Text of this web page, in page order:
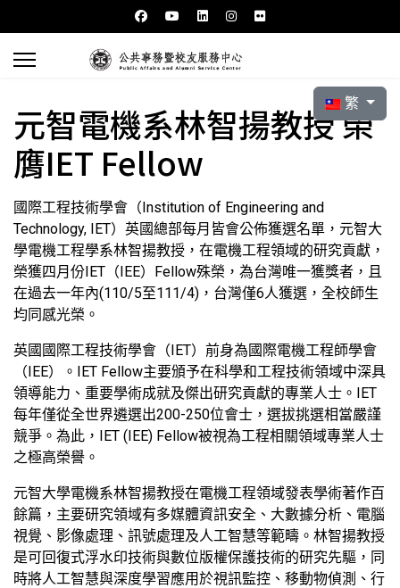
選擇你的語言
繁
元智電機系林智揚教授 榮
膺IET Fellow
國際工程技術學會（Institution of Engineering and
Technology, IET）英國總部每月皆會公佈獲選名單，元智大
學電機工程學系林智揚教授，在電機工程領域的研究貢獻，
榮獲四月份IET（IEE）Fellow殊榮，為台灣唯一獲獎者，且
在過去一年內(110/5至111/4)，台灣僅6人獲選，全校師生
均同感光榮。
英國國際工程技術學會（IET）前身為國際電機工程師學會
（IEE）。IET Fellow主要頒予在科學和工程技術領域中深具
領導能力、重要學術成就及傑出研究貢獻的專業人士。IET
每年僅從全世界遴選出200-250位會士，選拔挑選相當嚴謹
競爭。為此，IET (IEE) Fellow被視為工程相關領域專業人士
之極高榮譽。
元智大學電機系林智揚教授在電機工程領域發表學術著作百
餘篇，主要研究領域有多媒體資訊安全、大數據分析、電腦
視覺、影像處理、訊號處理及人工智慧等範疇。林智揚教授
是可回復式浮水印技術與數位版權保護技術的研究先驅，同
時將人工智慧與深度學習應用於視訊監控、移動物偵測、行